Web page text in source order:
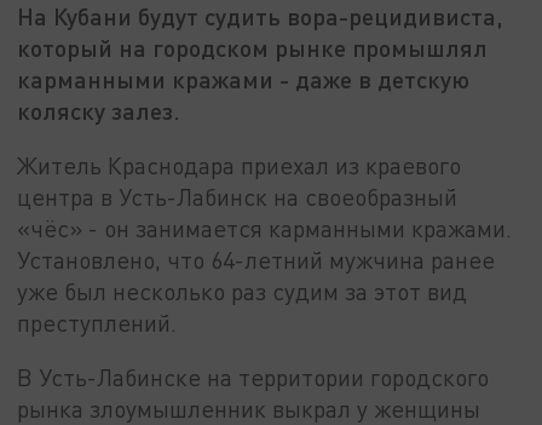
На Кубани будут судить вора-рецидивиста,
который на городском рынке промышлял
карманными кражами - даже в детскую
коляску залез.
Житель Краснодара приехал из краевого
центра в Усть-Лабинск на своеобразный
«чёс» - он занимается карманными кражами.
Установлено, что 64-летний мужчина ранее
уже был несколько раз судим за этот вид
преступлений.
В Усть-Лабинске на территории городского
рынка злоумышленник выкрал у женщины